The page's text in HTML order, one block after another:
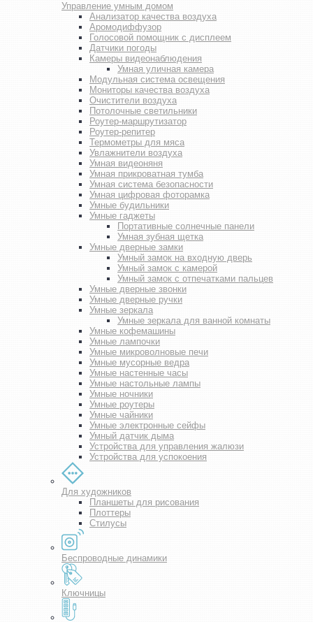
Управление умным домом
Анализатор качества воздуха
Аромодиффузор
Голосовой помощник с дисплеем
Датчики погоды
Камеры видеонаблюдения
Умная уличная камера
Модульная система освещения
Мониторы качества воздуха
Очистители воздуха
Потолочные светильники
Роутер-маршрутизатор
Роутер-репитер
Термометры для мяса
Увлажнители воздуха
Умная видеоняня
Умная прикроватная тумба
Умная система безопасности
Умная цифровая фоторамка
Умные будильники
Умные гаджеты
Портативные солнечные панели
Умная зубная щетка
Умные дверные замки
Умный замок на входную дверь
Умный замок с камерой
Умный замок с отпечатками пальцев
Умные дверные звонки
Умные дверные ручки
Умные зеркала
Умные зеркала для ванной комнаты
Умные кофемашины
Умные лампочки
Умные микроволновые печи
Умные мусорные ведра
Умные настенные часы
Умные настольные лампы
Умные ночники
Умные роутеры
Умные чайники
Умные электронные сейфы
Умный датчик дыма
Устройства для управления жалюзи
Устройства для успокоения
Для художников
Планшеты для рисования
Плоттеры
Стилусы
Беспроводные динамики
Ключницы